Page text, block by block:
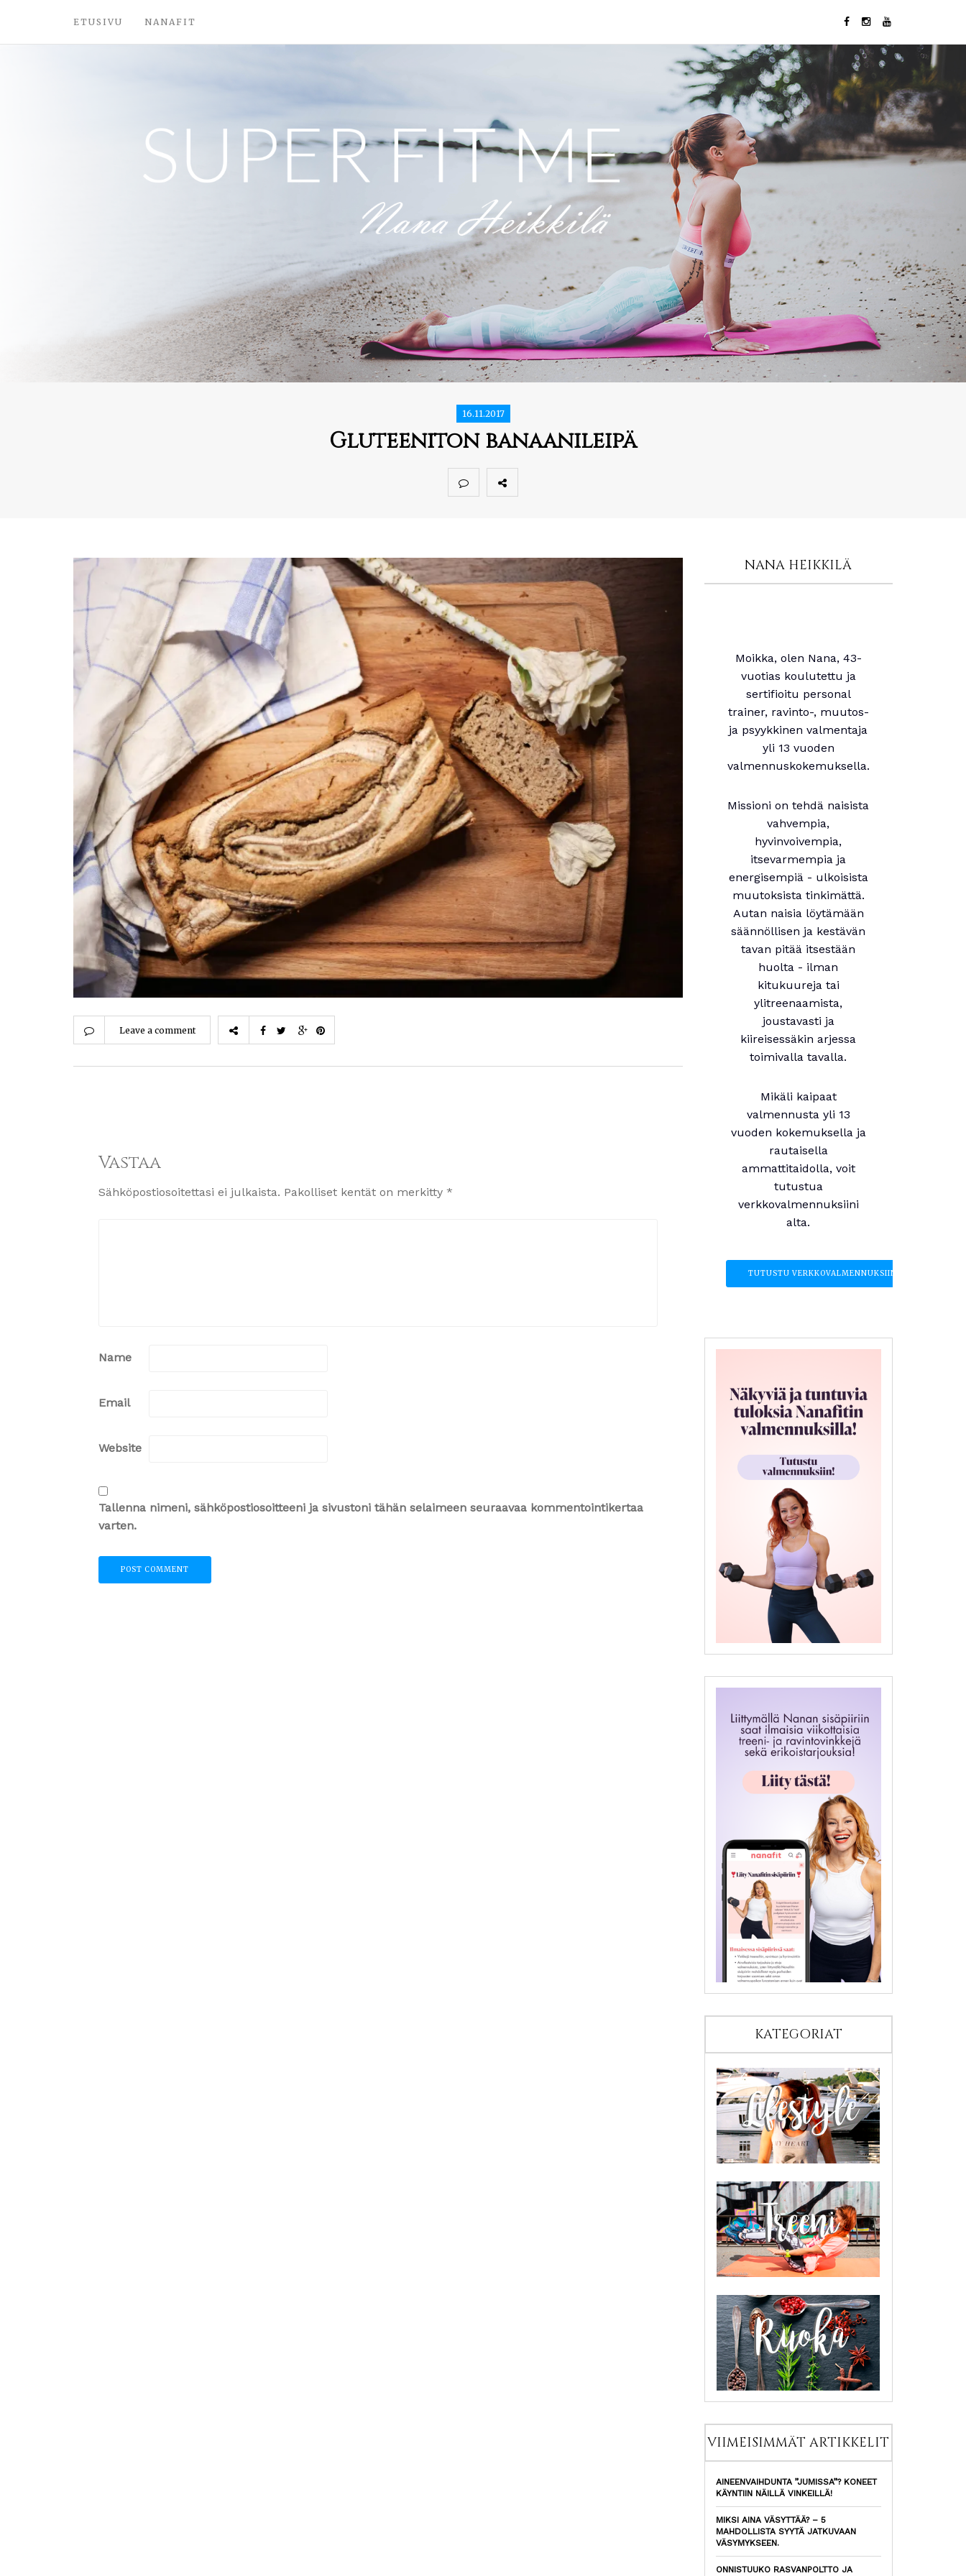
ETUSIVU NANAFIT
16.11.2017
Gluteeniton banaanileipä
Leave a comment
Vastaa
Sähköpostiosoitettasi ei julkaista. Pakolliset kentät on merkitty *
Name
Email
Website
Tallenna nimeni, sähköpostiosoitteeni ja sivustoni tähän selaimeen seuraavaa kommentointikertaa
varten.
NANA HEIKKILÄ
Moikka, olen Nana, 43-
vuotias koulutettu ja
sertifioitu personal
trainer, ravinto-, muutos-
ja psyykkinen valmentaja
yli 13 vuoden
valmennuskokemuksella.
Missioni on tehdä naisista
vahvempia,
hyvinvoivempia,
itsevarmempia ja
energisempiä - ulkoisista
muutoksista tinkimättä.
Autan naisia löytämään
säännöllisen ja kestävän
tavan pitää itsestään
huolta - ilman
kitukuureja tai
ylitreenaamista,
joustavasti ja
kiireisessäkin arjessa
toimivalla tavalla.
Mikäli kaipaat
valmennusta yli 13
vuoden kokemuksella ja
rautaisella
ammattitaidolla, voit
tutustua
verkkovalmennuksiini
alta.
TUTUSTU VERKKOVALMENNUKSIIN
KATEGORIAT
VIIMEISIMMÄT ARTIKKELIT
AINEENVAIHDUNTA ”JUMISSA”? KONEET
KÄYNTIIN NÄILLÄ VINKEILLÄ!
MIKSI AINA VÄSYTTÄÄ? – 5
MAHDOLLISTA SYYTÄ JATKUVAAN
VÄSYMYKSEEN.
ONNISTUUKO RASVANPOLTTO JA